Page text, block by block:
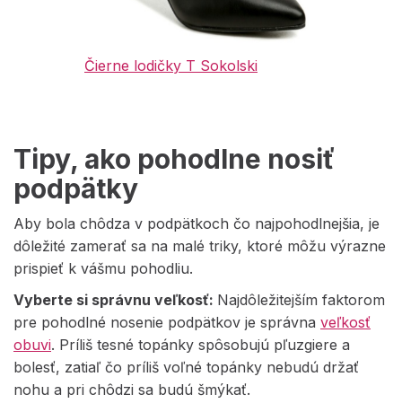
Čierne lodičky T Sokolski
Tipy, ako pohodlne nosiť
podpätky
Aby bola chôdza v podpätkoch čo najpohodlnejšia, je
dôležité zamerať sa na malé triky, ktoré môžu výrazne
prispieť k vášmu pohodliu.
Vyberte si správnu veľkosť: Najdôležitejším faktorom
pre pohodlné nosenie podpätkov je správna veľkosť
obuvi. Príliš tesné topánky spôsobujú pľuzgiere a
bolesť, zatiaľ čo príliš voľné topánky nebudú držať
nohu a pri chôdzi sa budú šmýkať.